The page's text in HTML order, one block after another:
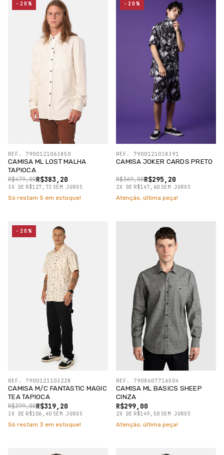
CAMISA ML LOST MALHA
TAPIOCA
R$383,20
R$479,00
3X DE R$127,73 SEM JUROS
REF. 7900121063850
-20%
Só restam 5 em estoque!
CAMISA JOKER CARDS PRETO
R$295,20
R$369,00
2X DE R$147,60 SEM JUROS
REF. 7900121038391
-20%
Atenção, última peça!
CAMISA M/C FANTASTIC MAGIC
TEA TAPIOCA
R$319,20
R$399,00
3X DE R$106,40 SEM JUROS
REF. 7900121103228
-20%
Só restam 3 em estoque!
CAMISA ML BASICS SHEEP
CINZA
R$299,00
2X DE R$149,50 SEM JUROS
REF. 7908607716504
Atenção, última peça!